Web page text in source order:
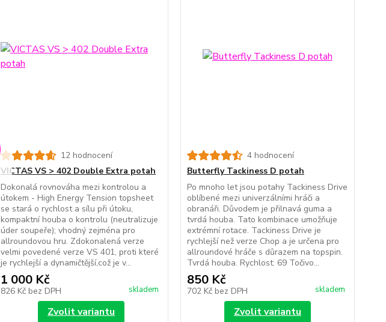
12 hodnocení
VICTAS VS > 402 Double Extra potah
Dokonalá rovnováha mezi kontrolou a
útokem - High Energy Tension topsheet
se stará o rychlost a sílu při útoku,
kompaktní houba o kontrolu (neutralizuje
úder soupeře); vhodný zejména pro
allroundovou hru. Zdokonalená verze
velmi povedené verze VS 401, proti které
je rychlejší a dynamičtější,což je v...
1 000 Kč
826 Kč bez DPH skladem
Zvolit variantu
4 hodnocení
Butterfly Tackiness D potah
Po mnoho let jsou potahy Tackiness Drive
oblíbené mezi univerzálními hráči a
obranáři. Důvodem je přilnavá guma a
tvrdá houba. Tato kombinace umožňuje
extrémní rotace. Tackiness Drive je
rychlejší než verze Chop a je určena pro
allroundové hráče s důrazem na topspin.
Tvrdá houba. Rychlost: 69 Točivo...
850 Kč
702 Kč bez DPH skladem
Zvolit variantu